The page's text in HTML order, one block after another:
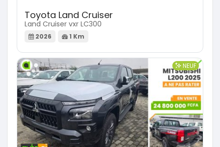
Toyota Land Cruiser
Land Cruiser vxr LC300
2026 1 Km
NEUF